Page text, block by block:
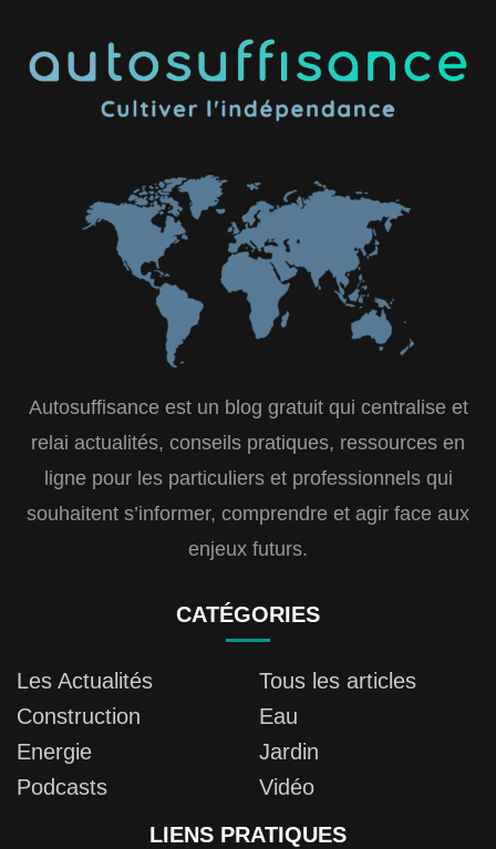
Autosuffisance est un blog gratuit qui centralise et
relai actualités, conseils pratiques, ressources en
ligne pour les particuliers et professionnels qui
souhaitent s’informer, comprendre et agir face aux
enjeux futurs.
CATÉGORIES
Les Actualités
Tous les articles
Construction
Eau
Energie
Jardin
Podcasts
Vidéo
LIENS PRATIQUES